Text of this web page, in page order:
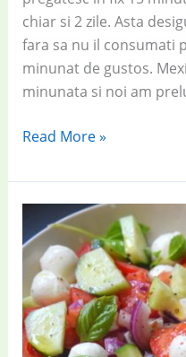
chiar si 2 zile. Asta
fara sa nu il consumati
minunat de gustos.
minunata si noi am
Guacamole
cea
mai
simplă
rețetă
de
pate
de
avocado
Read More »